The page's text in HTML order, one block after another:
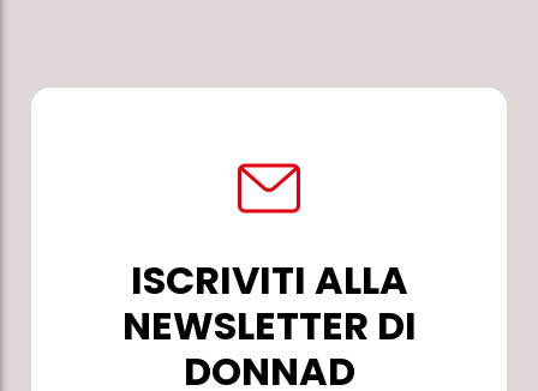
ISCRIVITI ALLA
NEWSLETTER DI
DONNAD